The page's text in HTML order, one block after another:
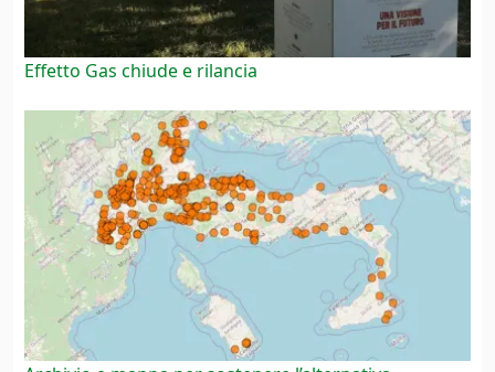
Effetto Gas chiude e rilancia